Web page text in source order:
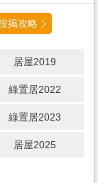
揭攻略
居屋2019
綠置居2022
綠置居2023
居屋2025